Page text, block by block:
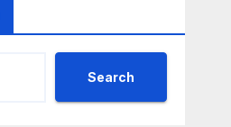
Search